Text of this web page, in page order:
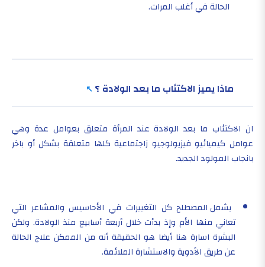
الحالة في أغلب المرات.
ماذا يميز الاكتئاب ما بعد الولادة ؟
ان الاكتئاب ما بعد الولادة عند المرأة متعلق بعوامل عدة وهي
عوامل كيميائيو فيزيولوجيو زاجتماعية كلها متعلقة بشكل أو باخر
بانجاب المولود الجديد.
يشمل المصطلح كل التغييرات في الأحاسيس والمشاعر التي
تعاني منها الأم وإذ بدأت خلال أربعة أسابيع منذ الولادة. ولكن
البشرة اسارة هنا أيضا هو الحقيقة أنه من الممكن علاج الحالة
عن طريق الأدوية والاستشارة الملائمة.